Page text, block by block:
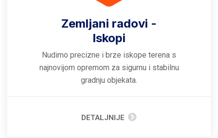
Zemljani radovi -
Iskopi
Nudimo precizne i brze iskope terena s
najnovijom opremom za sigurnu i stabilnu
gradnju objekata.
DETALJNIJE